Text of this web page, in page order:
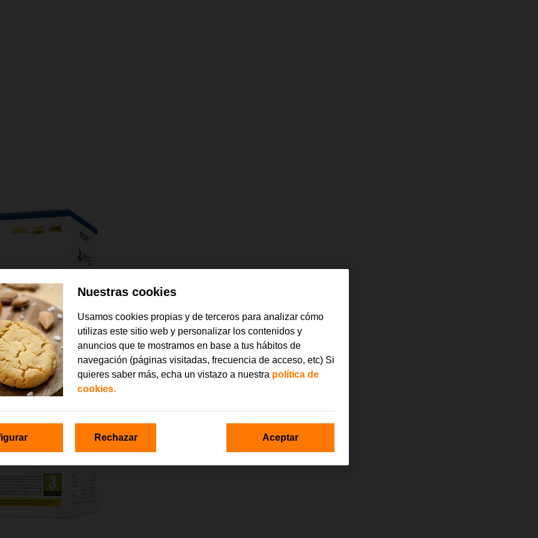
Nuestras cookies
Usamos cookies propias y de terceros para analizar cómo
utilizas este sitio web y personalizar los contenidos y
anuncios que te mostramos en base a tus hábitos de
navegación (páginas visitadas, frecuencia de acceso, etc) Si
quieres saber más, echa un vistazo a nuestra política de
cookies.
Rechazar Aceptar